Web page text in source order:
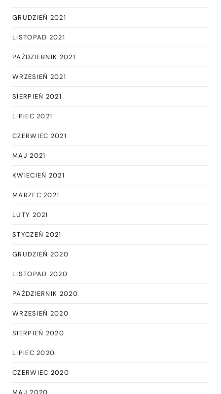
GRUDZIEŃ 2021
LISTOPAD 2021
PAŹDZIERNIK 2021
WRZESIEŃ 2021
SIERPIEŃ 2021
LIPIEC 2021
CZERWIEC 2021
MAJ 2021
KWIECIEŃ 2021
MARZEC 2021
LUTY 2021
STYCZEŃ 2021
GRUDZIEŃ 2020
LISTOPAD 2020
PAŹDZIERNIK 2020
WRZESIEŃ 2020
SIERPIEŃ 2020
LIPIEC 2020
CZERWIEC 2020